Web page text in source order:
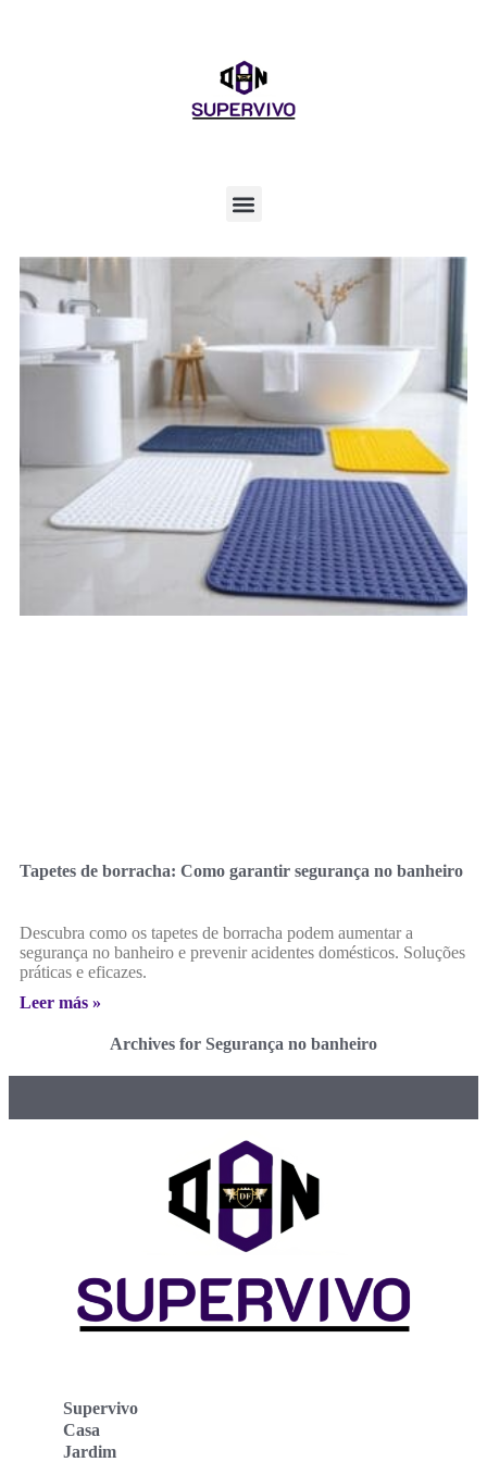
Tapetes de borracha: Como garantir segurança no banheiro
Descubra como os tapetes de borracha podem aumentar a
segurança no banheiro e prevenir acidentes domésticos. Soluções
práticas e eficazes.
Leer más »
Archives for Segurança no banheiro
Supervivo
Casa
Jardim